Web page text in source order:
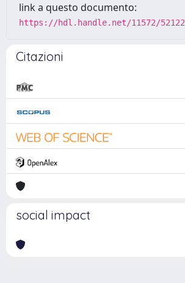
link a questo documento:
https://hdl.handle.net/11572/52122
Citazioni
social impact